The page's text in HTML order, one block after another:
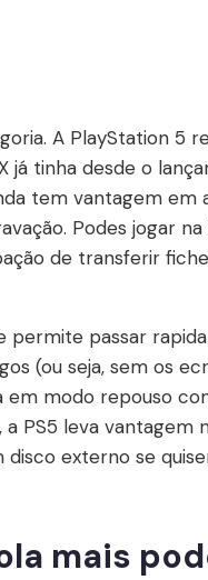
A PlayStation 5
tinha desde o
tem vantagem em
Podes jogar
de transferir
permite passar
(ou seja, sem os
em modo repouso
PS5 leva vantagem
externo se
mais